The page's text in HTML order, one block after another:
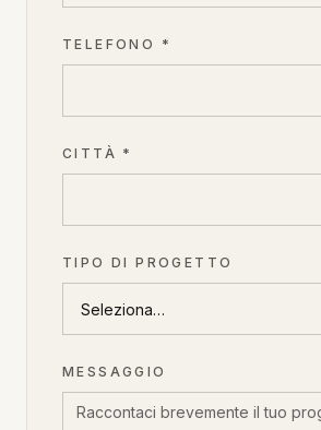
TELEFONO *
CITTÀ *
TIPO DI PROGETTO
MESSAGGIO